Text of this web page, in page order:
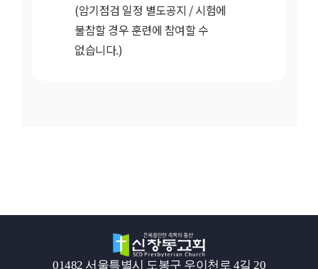
(암기점검 일정 별도공지 / 시험에
불참할 경우 훈련에 참여할 수
없습니다.)
01482 서울특별시 도봉구 우이천로 4길 20